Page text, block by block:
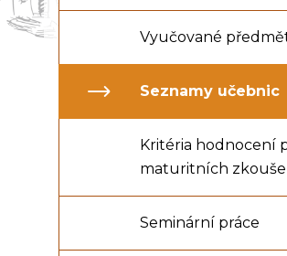
Vyučované
Seznamy učebnic
Kritéria hodnocení
maturitních
Seminární práce